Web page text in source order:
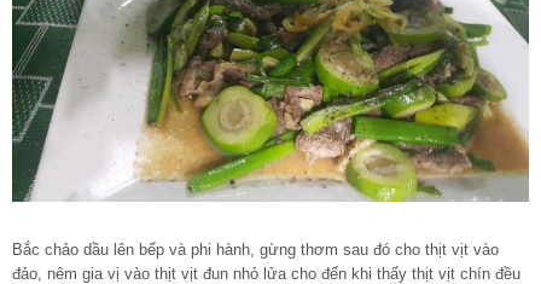
Bắc chảo dầu lên bếp và phi hành, gừng thơm sau đó cho thịt vịt vào
đảo, nêm gia vị vào thịt vịt đun nhỏ lửa cho đến khi thấy thịt vịt chín đều